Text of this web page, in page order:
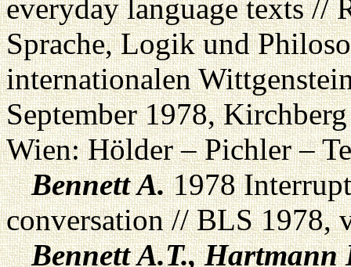
everyday language texts //
Sprache, Logik und
internationalen
September 1978,
Wien: Hölder – Pichler –
Bennett A.1978
conversation // BLS 1978,
Bennett A.T., Hartmann